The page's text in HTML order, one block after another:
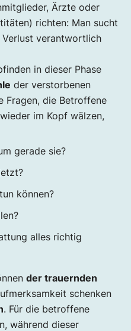
Ärzte oder
richten: Man sucht
Verlust verantwortlich
in dieser Phase
der verstorbenen
Fragen, die Betroffene
im Kopf wälzen,
gerade sie?
können?
alles richtig
der trauernden
schenken
. Für die betroffene
während dieser